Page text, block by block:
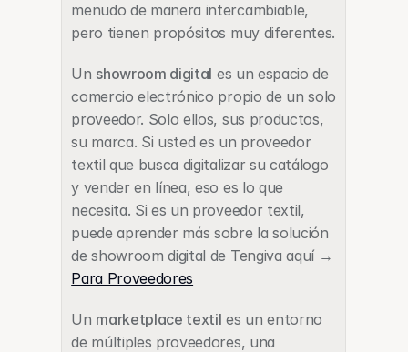
menudo de manera intercambiable,
pero tienen propósitos muy diferentes.
Un showroom digital es un espacio de
comercio electrónico propio de un solo
proveedor. Solo ellos, sus productos,
su marca. Si usted es un proveedor
textil que busca digitalizar su catálogo
y vender en línea, eso es lo que
necesita. Si es un proveedor textil,
puede aprender más sobre la solución
Para Proveedores
Un marketplace textil es un entorno
de múltiples proveedores, una